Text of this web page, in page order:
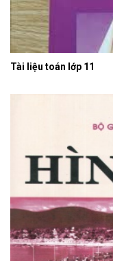
Tài liệu toán lớp 11